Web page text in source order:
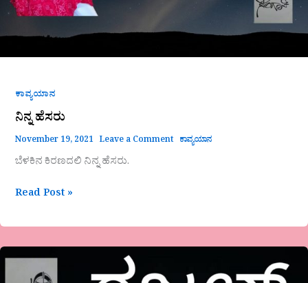
ಕಾವ್ಯಯಾನ
ನಿನ್ನ ಹೆಸರು
November 19, 2021 Leave a Comment ಕಾವ್ಯಯಾನ
ಬೆಳಕಿನ‌ ಕಿರಣದಲಿ ನಿನ್ನ ಹೆಸರು.
Read Post »
ಗಜಲ್